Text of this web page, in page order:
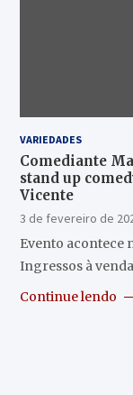
VARIEDADES
Comediante
stand up
Vicente
3 de fevereiro de
Evento acontece
Ingressos à
Continue lendo